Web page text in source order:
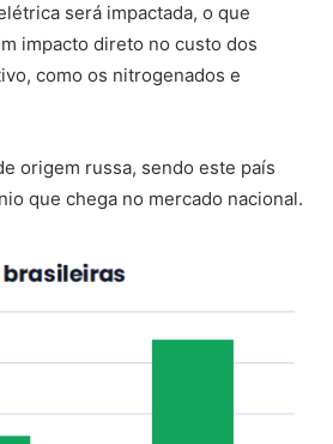
será impactada, o que
impacto direto no custo dos
como os nitrogenados e
origem russa, sendo este país
que chega no mercado nacional.